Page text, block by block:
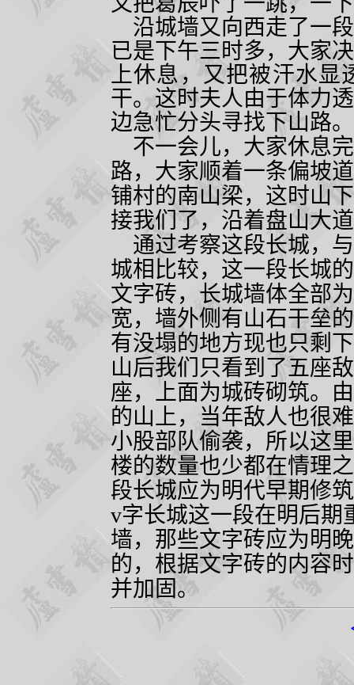
沿城墙又向西走了一
已是下午三时多，大家
上休息，又把被汗水
干。这时夫人由于体力
边急忙分头寻找下山路。
不一会儿，大家休息
路，大家顺着一条偏坡
铺村的南山梁，这时山
接我们了，沿着盘山大
通过考察这段长城，
城相比较，这一段长城
文字砖，长城墙体全部
宽，墙外侧有山石干垒
有没塌的地方现也只剩
山后我们只看到了五座
座，上面为城砖砌筑。
的山上，当年敌人也很
小股部队偷袭，所以这
楼的数量也少都在情理
段长城应为明代早期修
v字长城这一段在明后期
墙，那些文字砖应为明
的，根据文字砖的内容
并加固。